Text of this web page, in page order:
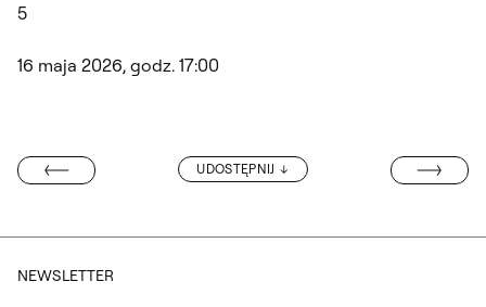
5
16 maja 2026, godz. 17:00
UDOSTĘPNIJ
BEDA
UPCOMING
NEWSLETTER